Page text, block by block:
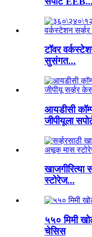
टॉवर
सुसंगत...
आयडीसी
जीपीयूला
स्टोरेज...
५५० मिमी
चेसिस